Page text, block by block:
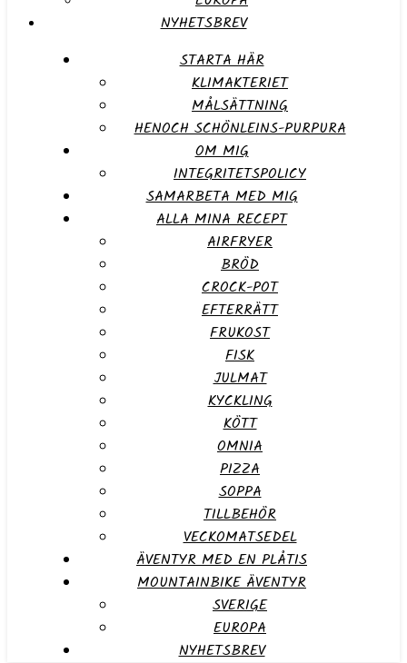
NYHETSBREV
STARTA HÄR
KLIMAKTERIET
MÅLSÄTTNING
HENOCH SCHÖNLEINS-PURPURA
OM MIG
INTEGRITETSPOLICY
SAMARBETA MED MIG
ALLA MINA RECEPT
AIRFRYER
BRÖD
CROCK-POT
EFTERRÄTT
FRUKOST
FISK
JULMAT
KYCKLING
KÖTT
OMNIA
PIZZA
SOPPA
TILLBEHÖR
VECKOMATSEDEL
ÄVENTYR MED EN PLÅTIS
MOUNTAINBIKE ÄVENTYR
SVERIGE
EUROPA
NYHETSBREV